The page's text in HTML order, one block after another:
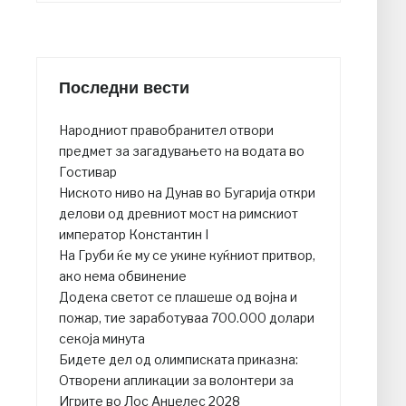
Последни вести
Народниот правобранител отвори
предмет за загадувањето на водата во
Гостивар
Ниското ниво на Дунав во Бугарија откри
делови од древниот мост на римскиот
император Константин I
На Груби ќе му се укине куќниот притвор,
ако нема обвинение
Додека светот се плашеше од војна и
пожар, тие заработуваа 700.000 долари
секоја минута
Бидете дел од олимписката приказна:
Отворени апликации за волонтери за
Игрите во Лос Анџелес 2028